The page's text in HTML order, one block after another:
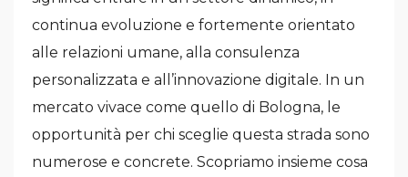
continua evoluzione e fortemente orientato
alle relazioni umane, alla consulenza
personalizzata e all’innovazione digitale. In un
mercato vivace come quello di Bologna, le
opportunità per chi sceglie questa strada sono
numerose e concrete. Scopriamo insieme cosa